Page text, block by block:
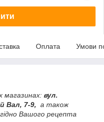
Оплата Умови
магазинах: вул.
Вал, 7-9, а також
Вашого рецепта